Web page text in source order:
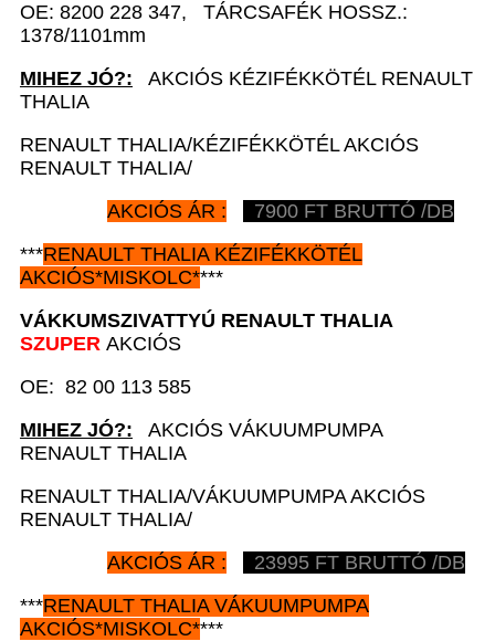
OE: 8200 228 347, TÁRCSAFÉK HOSSZ.:
1378/1101mm
MIHEZ JÓ?: AKCIÓS KÉZIFÉKKÖTÉL RENAULT
THALIA
RENAULT THALIA/KÉZIFÉKKÖTÉL AKCIÓS
RENAULT THALIA/
AKCIÓS ÁR :
7900 FT BRUTTÓ /DB
***RENAULT THALIA KÉZIFÉKKÖTÉL
AKCIÓS*MISKOLC****
VÁKKUMSZIVATTYÚ RENAULT THALIA
SZUPER AKCIÓS
OE: 82 00 113 585
MIHEZ JÓ?: AKCIÓS VÁKUUMPUMPA
RENAULT THALIA
RENAULT THALIA/VÁKUUMPUMPA AKCIÓS
RENAULT THALIA/
AKCIÓS ÁR :
23995 FT BRUTTÓ /DB
***RENAULT THALIA VÁKUUMPUMPA
AKCIÓS*MISKOLC****